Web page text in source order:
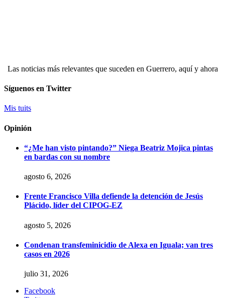
Las noticias más relevantes que suceden en Guerrero, aquí y ahora
Síguenos en Twitter
Mis tuits
Opinión
“¿Me han visto pintando?” Niega Beatriz Mojica pintas
en bardas con su nombre
agosto 6, 2026
Frente Francisco Villa defiende la detención de Jesús
Plácido, líder del CIPOG-EZ
agosto 5, 2026
Condenan transfeminicidio de Alexa en Iguala; van tres
casos en 2026
julio 31, 2026
Facebook